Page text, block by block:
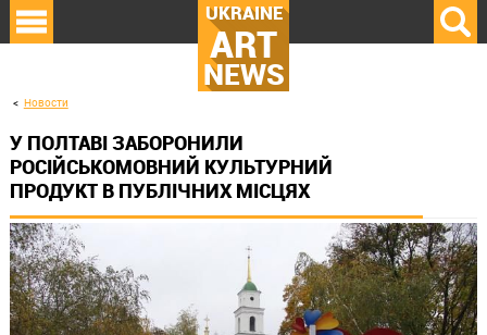
UKRAINE
ART
NEWS
Новости
У ПОЛТАВІ ЗАБОРОНИЛИ
РОСІЙСЬКОМОВНИЙ КУЛЬТУРНИЙ
ПРОДУКТ В ПУБЛІЧНИХ МІСЦЯХ